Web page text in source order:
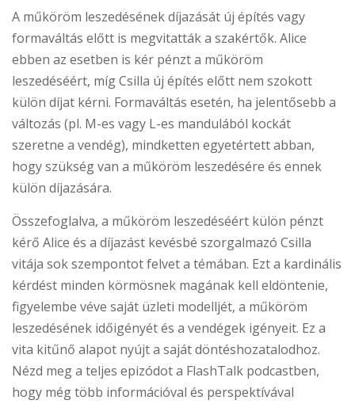
A műköröm leszedésének díjazását új építés vagy
formaváltás előtt is megvitatták a szakértők. Alice
ebben az esetben is kér pénzt a műköröm
leszedéséért, míg Csilla új építés előtt nem szokott
külön díjat kérni. Formaváltás esetén, ha jelentősebb a
változás (pl. M-es vagy L-es mandulából kockát
szeretne a vendég), mindketten egyetértett abban,
hogy szükség van a műköröm leszedésére és ennek
külön díjazására.
Összefoglalva, a műköröm leszedéséért külön pénzt
kérő Alice és a díjazást kevésbé szorgalmazó Csilla
vitája sok szempontot felvet a témában. Ezt a kardinális
kérdést minden körmösnek magának kell eldöntenie,
figyelembe véve saját üzleti modelljét, a műköröm
leszedésének időigényét és a vendégek igényeit. Ez a
vita kitűnő alapot nyújt a saját döntéshozatalodhoz.
Nézd meg a teljes epizódot a FlashTalk podcastben,
hogy még több információval és perspektívával